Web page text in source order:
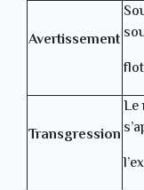
Avertissement
Transgression
Le